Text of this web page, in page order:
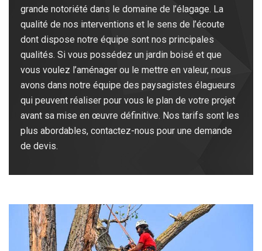
grande notoriété dans le domaine de l’élagage. La
qualité de nos interventions et le sens de l’écoute
dont dispose notre équipe sont nos principales
qualités. Si vous possédez un jardin boisé et que
vous voulez l’aménager ou le mettre en valeur, nous
avons dans notre équipe des paysagistes élagueurs
qui peuvent réaliser pour vous le plan de votre projet
avant sa mise en œuvre définitive. Nos tarifs sont les
plus abordables, contactez-nous pour une demande
de devis.